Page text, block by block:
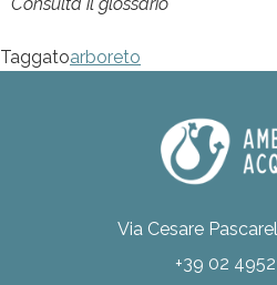
Taggatoarboreto
Via Cesare
+39 02